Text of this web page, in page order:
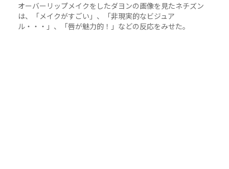
オーバーリップメイクをしたダヨンの画像を見たネチズン
は、「メイクがすごい」、「非現実的なビジュア
ル・・・」、「唇が魅力的！」などの反応をみせた。